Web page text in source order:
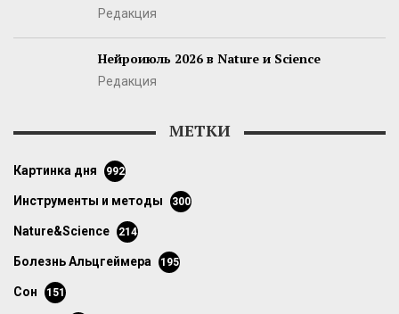
Редакция
Нейроиюль 2026 в Nature и Science
Редакция
МЕТКИ
картинка дня 992
инструменты и методы 300
Nature&Science 214
болезнь Альцгеймера 195
сон 151